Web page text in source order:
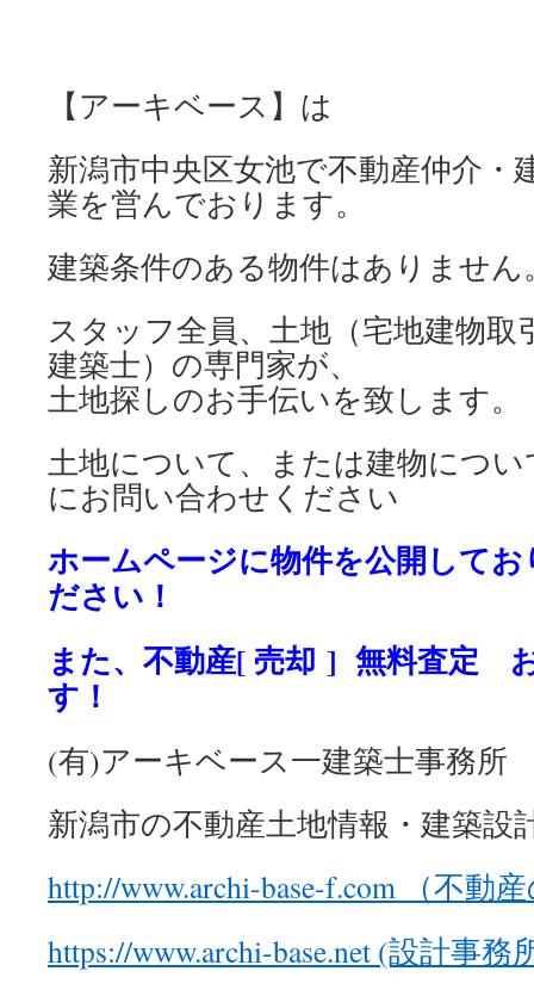
【アーキベース】は
新潟市中央区女池で不動産仲介・
業を営んでおります。
建築条件のある物件はありません
スタッフ全員、土地（宅地建物取
建築士）の専門家が、
土地探しのお手伝いを致します。
土地について、または建物につ
にお問い合わせください
ホームページに物件を公開して
ださい！
また、不動産[ 売却 ] 無料査定
す！
(有)アーキベース一建築士事務所
新潟市の不動産土地情報・建築設
http://www.archi-base-f.com （不動
https://www.archi-base.net (設計事